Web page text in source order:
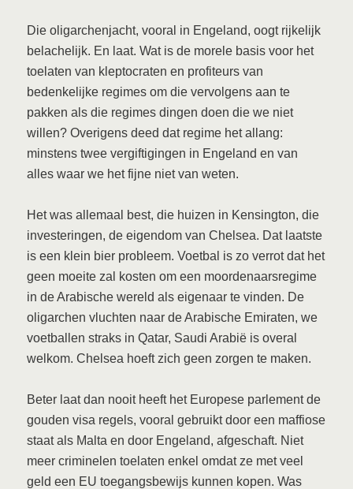
Die oligarchenjacht, vooral in Engeland, oogt rijkelijk
belachelijk. En laat. Wat is de morele basis voor het
toelaten van kleptocraten en profiteurs van
bedenkelijke regimes om die vervolgens aan te
pakken als die regimes dingen doen die we niet
willen? Overigens deed dat regime het allang:
minstens twee vergiftigingen in Engeland en van
alles waar we het fijne niet van weten.
Het was allemaal best, die huizen in Kensington, die
investeringen, de eigendom van Chelsea. Dat laatste
is een klein bier probleem. Voetbal is zo verrot dat het
geen moeite zal kosten om een moordenaarsregime
in de Arabische wereld als eigenaar te vinden. De
oligarchen vluchten naar de Arabische Emiraten, we
voetballen straks in Qatar, Saudi Arabië is overal
welkom. Chelsea hoeft zich geen zorgen te maken.
Beter laat dan nooit heeft het Europese parlement de
gouden visa regels, vooral gebruikt door een maffiose
staat als Malta en door Engeland, afgeschaft. Niet
meer criminelen toelaten enkel omdat ze met veel
geld een EU toegangsbewijs kunnen kopen. Was